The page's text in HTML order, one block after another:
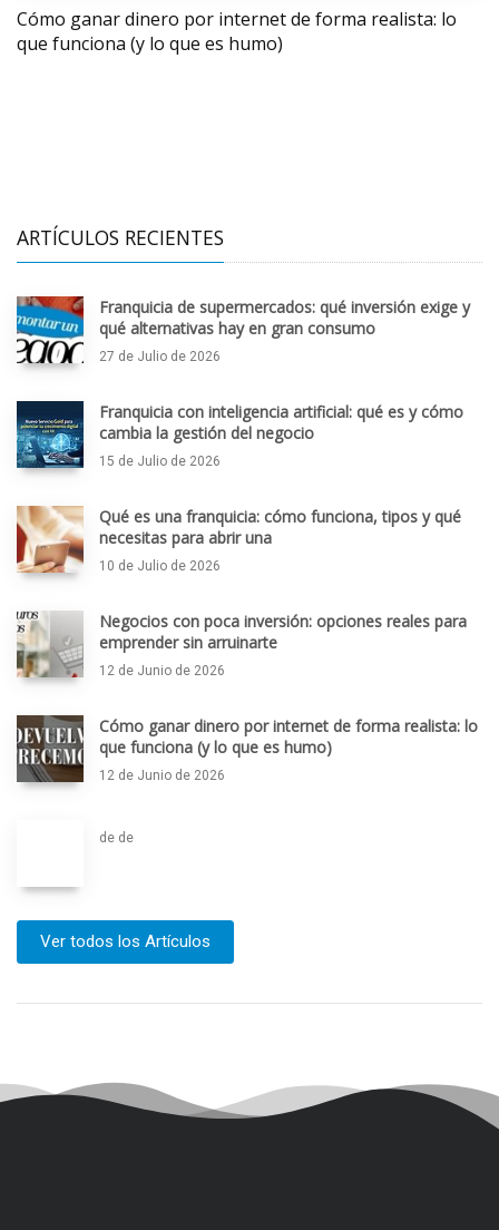
Cómo ganar dinero por internet de forma realista: lo
que funciona (y lo que es humo)
ARTÍCULOS RECIENTES
Franquicia de supermercados: qué inversión exige y
qué alternativas hay en gran consumo
27 de Julio de 2026
Franquicia con inteligencia artificial: qué es y cómo
cambia la gestión del negocio
15 de Julio de 2026
Qué es una franquicia: cómo funciona, tipos y qué
necesitas para abrir una
10 de Julio de 2026
Negocios con poca inversión: opciones reales para
emprender sin arruinarte
12 de Junio de 2026
Cómo ganar dinero por internet de forma realista: lo
que funciona (y lo que es humo)
12 de Junio de 2026
de de
Ver todos los Artículos